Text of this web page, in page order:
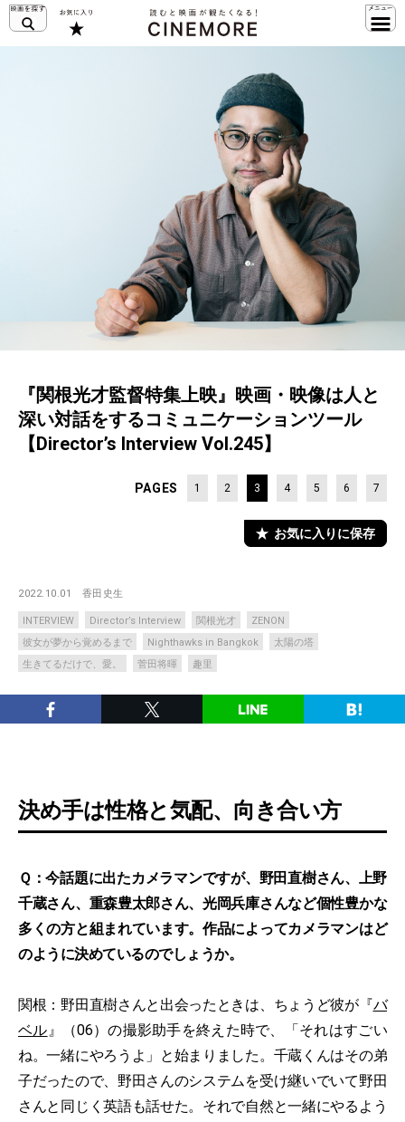
『関根光才監督特集上映』映画・映像は人と
深い対話をするコミュニケーションツール
【Director’s Interview Vol.245】
PAGES 1 2 3 4 5 6 7
お気に入りに保存
2022.10.01 香田史生
INTERVIEW Director’s Interview 関根光才
ZENON
彼女が夢から覚めるまで
Nighthawks in Bangkok
太陽の塔
生きてるだけで、愛。
菅田将暉 趣里
決め手は性格と気配、向き合い方
Ｑ：今話題に出たカメラマンですが、野田直樹さん、上野
千蔵さん、重森豊太郎さん、光岡兵庫さんなど個性豊かな
多くの方と組まれています。作品によってカメラマンはど
のように決めているのでしょうか。
関根：野田直樹さんと出会ったときは、ちょうど彼が『バ
ベル』（06）の撮影助手を終えた時で、「それはすごい
ね。一緒にやろうよ」と始まりました。千蔵くんはその弟
子だったので、野田さんのシステムを受け継いでいて野田
さんと同じく英語も話せた。それで自然と一緒にやるよう